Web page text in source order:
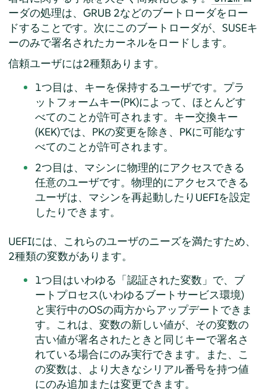
ーダの処理は、GRUB 2などのブートローダをロー
ドすることです。次にこのブートローダが、SUSEキ
ーのみで署名されたカーネルをロードします。
信頼ユーザには2種類あります。
1つ目は、キーを保持するユーザです。プラ
ットフォームキー(PK)によって、ほとんどす
べてのことが許可されます。キー交換キー
(KEK)では、PKの変更を除き、PKに可能なす
べてのことが許可されます。
2つ目は、マシンに物理的にアクセスできる
任意のユーザです。物理的にアクセスできる
ユーザは、マシンを再起動したりUEFIを設定
したりできます。
UEFIには、これらのユーザのニーズを満たすため、
2種類の変数があります。
1つ目はいわゆる 「認証された変数 」 で、ブ
ートプロセス(いわゆるブートサービス環境)
と実行中のOSの両方からアップデートできま
す。これは、変数の新しい値が、その変数の
古い値が署名されたときと同じキーで署名さ
れている場合にのみ実行できます。また、こ
の変数は、より大きなシリアル番号を持つ値
にのみ追加または変更できます。